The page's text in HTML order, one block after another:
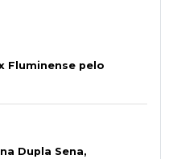
Fluminense pelo
Dupla Sena,